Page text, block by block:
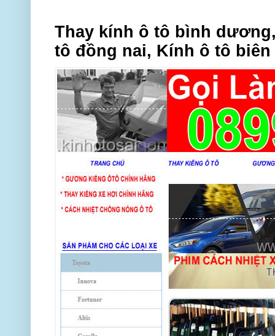
Thay kính ô tô bình
tô đồng nai, Kính ô tô biên